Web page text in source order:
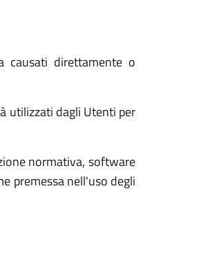
causati direttamente o
utilizzati dagli Utenti per
normativa, software
premessa nell'uso degli